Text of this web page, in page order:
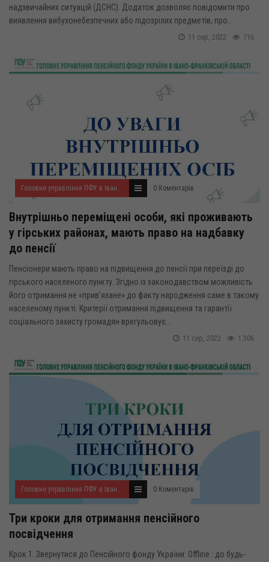
надзвичайних ситуацій (ДСНС). Додаток дозволяє повідомити про
виявлення вибухонебезпечних або підозрілих предметів, про...
716
11 сер, 2022
Головне управління ПФУ в Івано-Франківській області 0 Коментарів
Внутрішньо переміщені особи, які проживають
у гірських районах, мають право на надбавку
до пенсії
Пенсіонери мають право на підвищення до пенсії при переїзді до
гірського населеного пункту. Згідно із законодавством можливість
його отримання не «прив’язане» до факту народження саме в такому
населеному пункті. Критерії отримання підвищення та гарантії
соціального захисту громадян врегульовує...
1 306
11 сер, 2022
Головне управління ПФУ в Івано-Франківській області 0 Коментарів
Три кроки для отримання пенсійного
посвідчення
Крок 1. Звернутися до Пенсійного фонду України: Offline : до будь-